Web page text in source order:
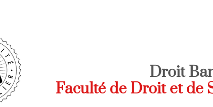
Droit
Faculté de Droit et de